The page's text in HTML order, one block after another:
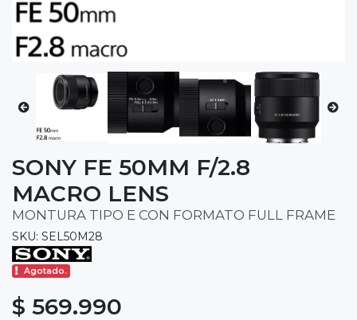
SONY FE 50MM F/2.8
MACRO LENS
MONTURA TIPO E CON FORMATO FULL FRAME
SKU: SEL50M28
Agotado.
$ 569.990